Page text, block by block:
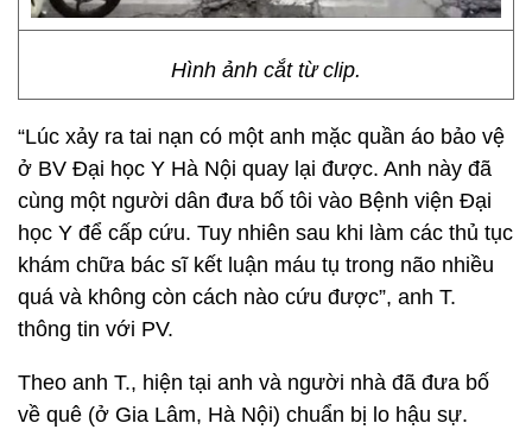
Hình ảnh cắt từ clip.
“Lúc xảy ra tai nạn có một anh mặc quần áo bảo vệ
ở BV Đại học Y Hà Nội quay lại được. Anh này đã
cùng một người dân đưa bố tôi vào Bệnh viện Đại
học Y để cấp cứu. Tuy nhiên sau khi làm các thủ tục
khám chữa bác sĩ kết luận máu tụ trong não nhiều
quá và không còn cách nào cứu được”, anh T.
thông tin với PV.
Theo anh T., hiện tại anh và người nhà đã đưa bố
về quê (ở Gia Lâm, Hà Nội) chuẩn bị lo hậu sự.